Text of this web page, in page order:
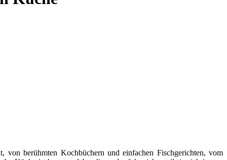
von berühmten Kochbüchern und einfachen Fischgerichten, vom